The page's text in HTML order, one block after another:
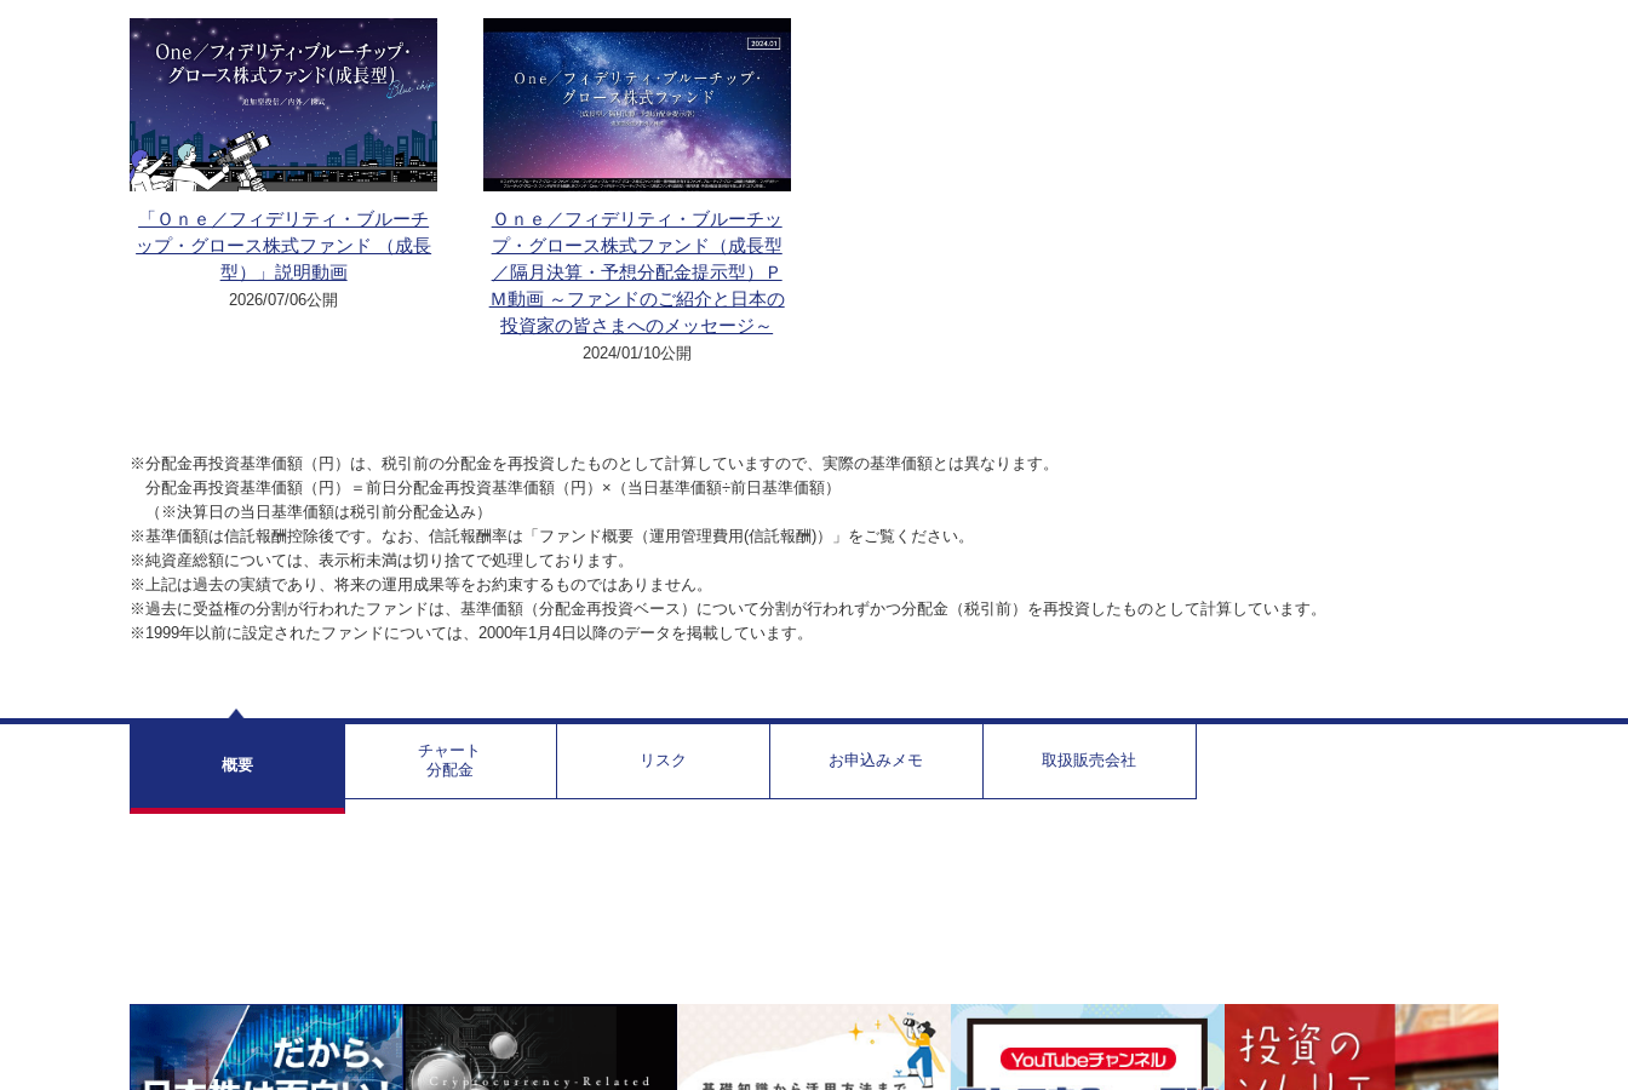
「Ｏｎｅ／フィデリティ・ブルーチ
ップ・グロース株式ファンド （成長
型）」説明動画
2026/07/06公開
Ｏｎｅ／フィデリティ・ブルーチッ
プ・グロース株式ファンド（成長型
／隔月決算・予想分配金提示型）Ｐ
Ｍ動画 ～ファンドのご紹介と日本の
投資家の皆さまへのメッセージ～
2024/01/10公開
※分配金再投資基準価額（円）は、税引前の分配金を再投資したものとして計算していますので、実際の基準価額とは異なります。
分配金再投資基準価額（円）＝前日分配金再投資基準価額（円）×（当日基準価額÷前日基準価額）
（※決算日の当日基準価額は税引前分配金込み）
※基準価額は信託報酬控除後です。なお、信託報酬率は「ファンド概要（運用管理費用(信託報酬)）」をご覧ください。
※純資産総額については、表示桁未満は切り捨てで処理しております。
※上記は過去の実績であり、将来の運用成果等をお約束するものではありません。
※過去に受益権の分割が行われたファンドは、基準価額（分配金再投資ベース）について分割が行われずかつ分配金（税引前）を再投資したものとして計算しています。
※1999年以前に設定されたファンドについては、2000年1月4日以降のデータを掲載しています。
概要
チャート
分配金
リスク お申込みメモ 取扱販売会社